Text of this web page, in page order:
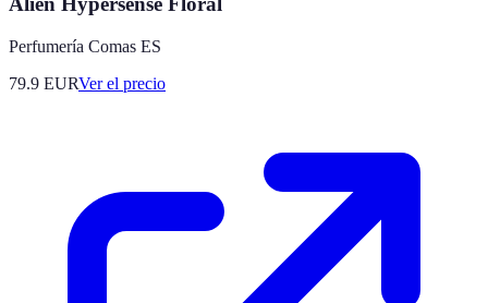
Perfumería Comas ES
79.9 EURVer el precio